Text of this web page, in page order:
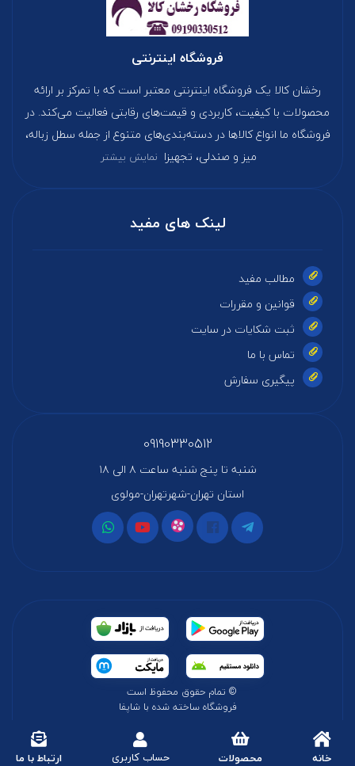
خانه محصولات حساب کاربری ارتباط با ما
فروشگاه اینترنتی
رخشان کالا یک فروشگاه اینترنتی معتبر است که با تمرکز بر ارائه
محصولات با کیفیت، کاربردی و قیمت‌های رقابتی فعالیت می‌کند. در
فروشگاه ما انواع کالاها در دسته‌بندی‌های متنوع از جمله سطل زباله،
میز و صندلی، تجهیزا نمایش بیشتر
لینک های مفید
مطالب مفید
قوانین و مقررات
ثبت شکایات در سایت
تماس با ما
پیگیری سفارش
09190330512
شنبه تا پنج شنبه ساعت ۸ الی ۱۸
استان تهران-شهرتهران-مولوی
© تمام حقوق محفوظ است
فروشگاه ساخته شده با شاپفا